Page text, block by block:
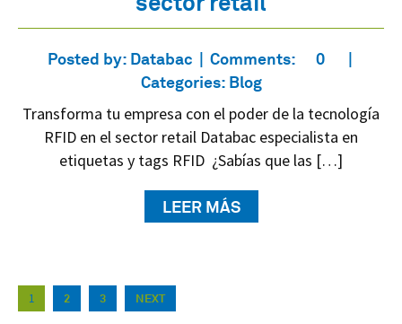
Posted by: Databac Comments:
0
Categories: Blog
Transforma tu empresa con el poder de la tecnología
RFID en el sector retail Databac especialista en
etiquetas y tags RFID ¿Sabías que las […]
LEER MÁS
1 2 3 NEXT